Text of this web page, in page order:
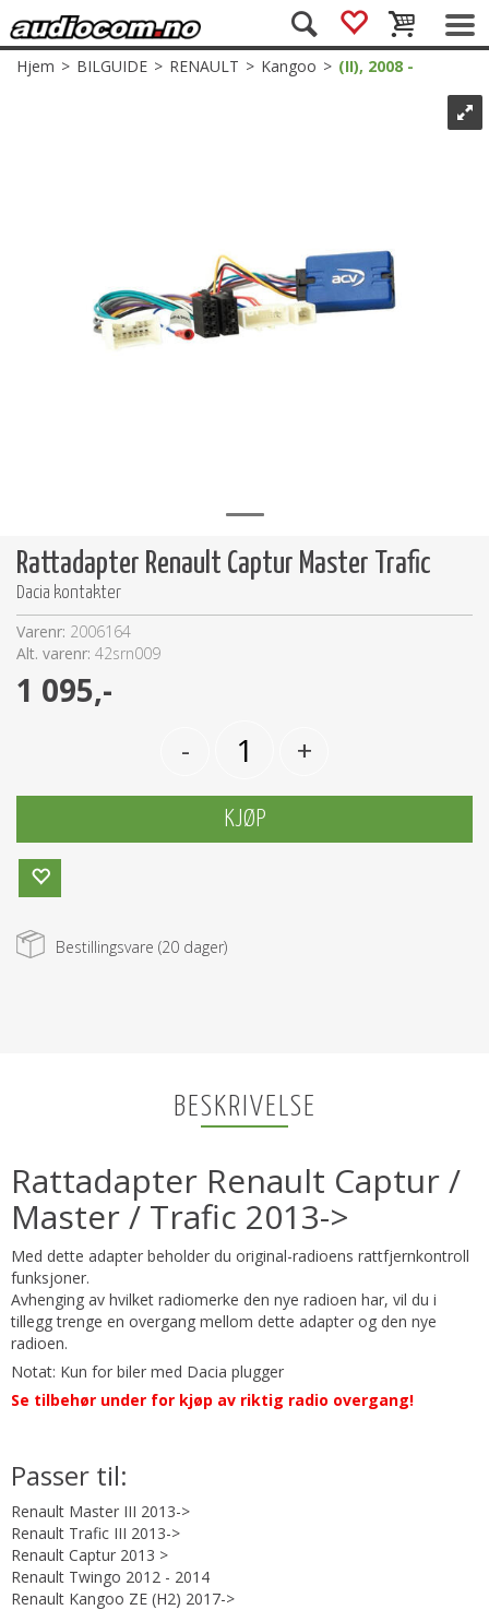
Hjem>BILGUIDE>RENAULT>Kangoo>(II), 2008 -
Rattadapter Renault Captur Master Trafic
Dacia kontakter
Varenr: 2006164
Alt. varenr: 42srn009
1 095,-
- +
KJØP
Bestillingsvare (20 dager)
BESKRIVELSE
Rattadapter Renault Captur /
Master / Trafic 2013->
Med dette adapter beholder du original-radioens rattfjernkontroll
funksjoner.
Avhenging av hvilket radiomerke den nye radioen har, vil du i
tillegg trenge en overgang mellom dette adapter og den nye
radioen.
Notat: Kun for biler med Dacia plugger
Se tilbehør under for kjøp av riktig radio overgang!
Passer til:
Renault Master III 2013->
Renault Trafic III 2013->
Renault Captur 2013 >
Renault Twingo 2012 - 2014
Renault Kangoo ZE (H2) 2017->